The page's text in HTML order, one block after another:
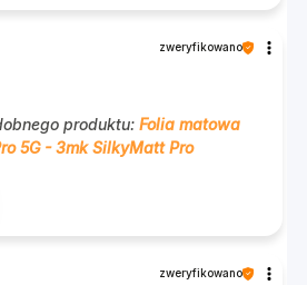
zweryfikowano
produktu: Folia matowa
5G - 3mk SilkyMatt Pro
zweryfikowano